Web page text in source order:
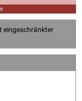
eingeschränkter